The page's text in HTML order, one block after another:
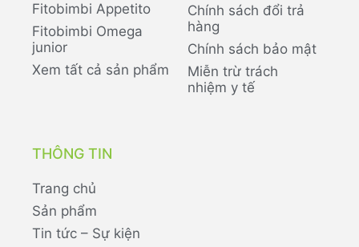
Fitobimbi Appetito
Fitobimbi Omega
junior
Xem tất cả sản phẩm
Chính sách đổi trả
hàng
Chính sách bảo mật
Miễn trừ trách
nhiệm y tế
THÔNG TIN
Trang chủ
Sản phẩm
Tin tức – Sự kiện